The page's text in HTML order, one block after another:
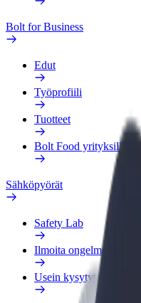
Bolt for Business
Edut
Työprofiili
Tuotteet
Bolt Food yrityksille
Sähköpyörät
Safety Lab
Ilmoita ongelmasta
Usein kysytyt